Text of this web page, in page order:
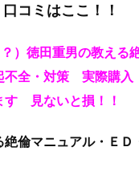
ミはここ！！
）徳田重男の教える
不全・対策 実際購
見ないと損！！
倫マニュアル・ＥＤ